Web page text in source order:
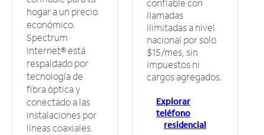
hogar a un precio
económico.
Spectrum
Internet® está
respaldado por
tecnología de
fibra óptica y
conectado a las
instalaciones por
líneas coaxiales.
confiable con
llamadas
ilimitadas a nivel
nacional por solo
$15/mes, sin
impuestos ni
cargos agregados.
Explorar
teléfono
residencial